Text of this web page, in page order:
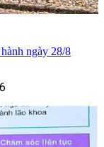
ngày 28/8